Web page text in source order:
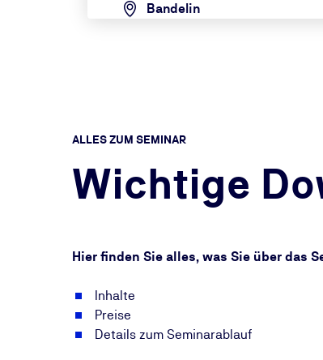
Bandelin
ALLES ZUM SEMINAR
Wichtige
Hier finden Sie alles, was Sie über das
Inhalte
Preise
Details zum Seminarablauf